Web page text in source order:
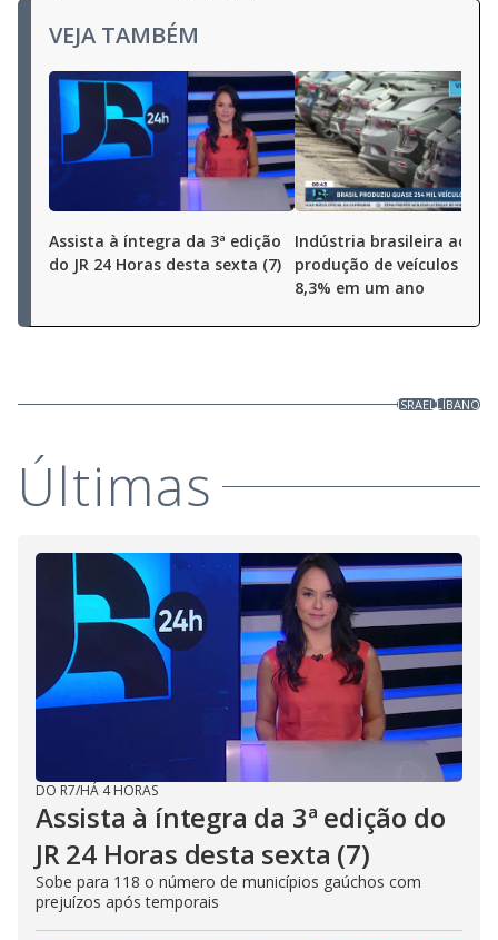
VEJA TAMBÉM
Assista à íntegra da 3ª edição
do JR 24 Horas desta sexta (7)
Indústria brasileira
produção de veículos
8,3% em um ano
ISRAELLÍBANO
Últimas
DO R7/HÁ 4 HORAS
Assista à íntegra da 3ª edição do
JR 24 Horas desta sexta (7)
Sobe para 118 o número de municípios gaúchos com
prejuízos após temporais